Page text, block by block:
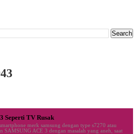
Seperti TV Rusak
merk samsung dengan type s7270 atau
SAMSUNG ACE 3 dengan masalah yang aneh, saat